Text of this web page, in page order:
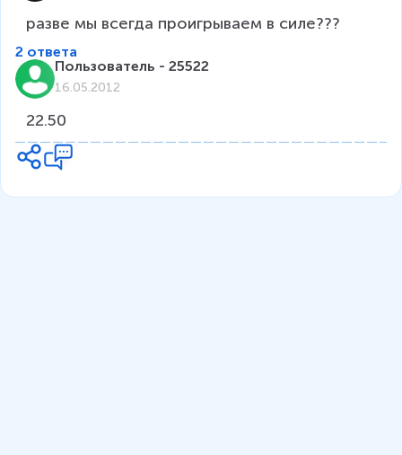
разве мы всегда проигрываем в силе???
2 ответа
Пользователь - 25522
16.05.2012
22.50